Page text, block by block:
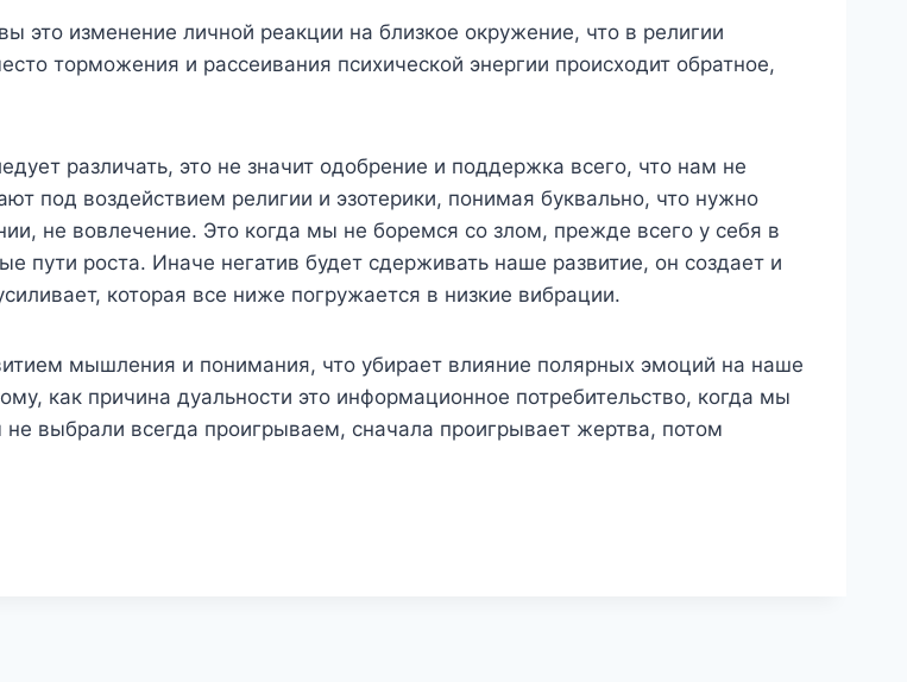
это изменение личной реакции на близкое окружение, что в религии
торможения и рассеивания психической энергии происходит обратное,
различать, это не значит одобрение и поддержка всего, что нам не
под воздействием религии и эзотерики, понимая буквально, что нужно
не вовлечение. Это когда мы не боремся со злом, прежде всего у себя в
роста. Иначе негатив будет сдерживать наше развитие, он создает и
которая все ниже погружается в низкие вибрации.
мышления и понимания, что убирает влияние полярных эмоций на наше
как причина дуальности это информационное потребительство, когда мы
выбрали всегда проигрываем, сначала проигрывает жертва, потом